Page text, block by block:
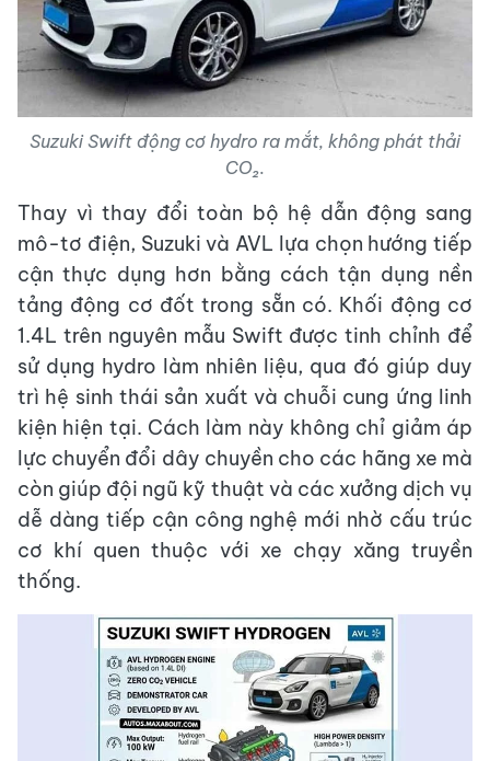
Suzuki Swift động cơ hydro ra mắt, không phát thải
CO₂.
Thay vì thay đổi toàn bộ hệ dẫn động sang
mô-tơ điện, Suzuki và AVL lựa chọn hướng tiếp
cận thực dụng hơn bằng cách tận dụng nền
tảng động cơ đốt trong sẵn có. Khối động cơ
1.4L trên nguyên mẫu Swift được tinh chỉnh để
sử dụng hydro làm nhiên liệu, qua đó giúp duy
trì hệ sinh thái sản xuất và chuỗi cung ứng linh
kiện hiện tại. Cách làm này không chỉ giảm áp
lực chuyển đổi dây chuyền cho các hãng xe mà
còn giúp đội ngũ kỹ thuật và các xưởng dịch vụ
dễ dàng tiếp cận công nghệ mới nhờ cấu trúc
cơ khí quen thuộc với xe chạy xăng truyền
thống.